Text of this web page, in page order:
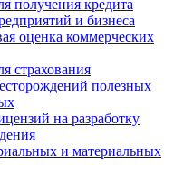
получения кредита
и бизнеса
оценка коммерческих
страхования
полезных
на разработку
и материальных